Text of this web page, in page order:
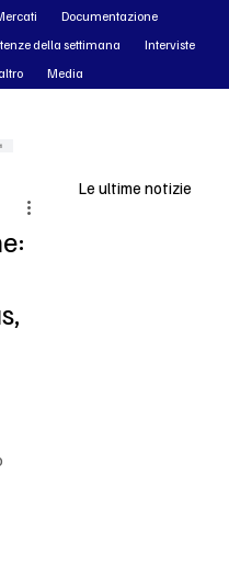
Le ultime notizie
Documentazione
della settimana
Interviste
Media